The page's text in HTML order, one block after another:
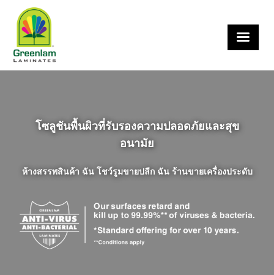
โซลูชันพื้นผิวที่รับรองความปลอดภัยและสุข
อนามัย
ห้างสรรพสินค้า ฉัน โชว์รูมขายปลีก ฉัน ร้านขายเครื่องประดับ